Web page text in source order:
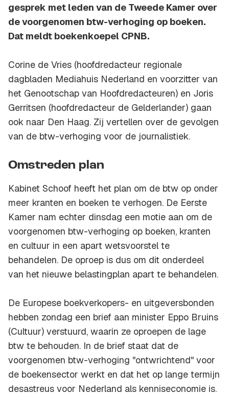
gesprek met leden van de Tweede Kamer over
de voorgenomen btw-verhoging op boeken.
Dat meldt boekenkoepel CPNB.
Corine de Vries (hoofdredacteur regionale
dagbladen Mediahuis Nederland en voorzitter van
het Genootschap van Hoofdredacteuren) en Joris
Gerritsen (hoofdredacteur de Gelderlander) gaan
ook naar Den Haag. Zij vertellen over de gevolgen
van de btw-verhoging voor de journalistiek.
Omstreden plan
Kabinet Schoof heeft het plan om de btw op onder
meer kranten en boeken te verhogen. De Eerste
Kamer nam echter dinsdag een motie aan om de
voorgenomen btw-verhoging op boeken, kranten
en cultuur in een apart wetsvoorstel te
behandelen. De oproep is dus om dit onderdeel
van het nieuwe belastingplan apart te behandelen.
De Europese boekverkopers- en uitgeversbonden
hebben zondag een brief aan minister Eppo Bruins
(Cultuur) verstuurd, waarin ze oproepen de lage
btw te behouden. In de brief staat dat de
voorgenomen btw-verhoging "ontwrichtend" voor
de boekensector werkt en dat het op lange termijn
desastreus voor Nederland als kenniseconomie is.